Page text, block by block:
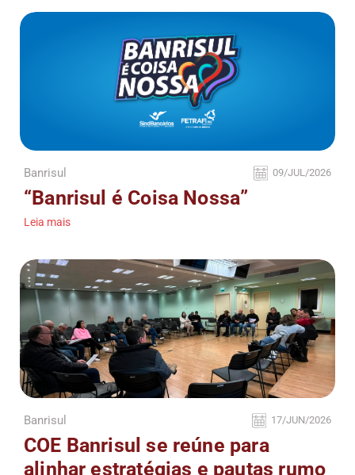
Banrisul 09/JUL/2026
“Banrisul é Coisa Nossa”
Leia mais
Banrisul 17/JUN/2026
COE Banrisul se reúne para
alinhar estratégias e pautas rumo